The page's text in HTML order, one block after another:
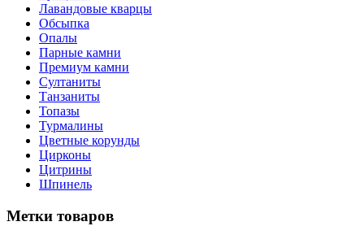
Лавандовые кварцы
Обсыпка
Опалы
Парные камни
Премиум камни
Султаниты
Танзаниты
Топазы
Турмалины
Цветные корунды
Цирконы
Цитрины
Шпинель
Метки товаров